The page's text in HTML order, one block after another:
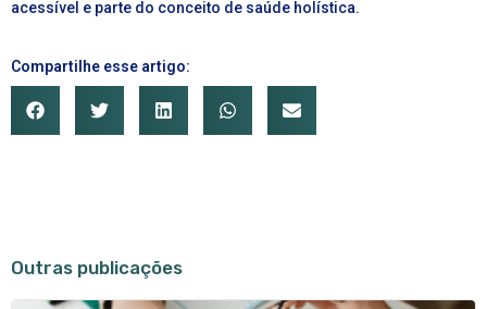
acessível e parte do conceito de saúde holística.
Compartilhe esse artigo:
Outras publicações